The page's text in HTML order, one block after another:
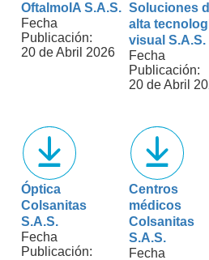
OftalmoIA S.A.S.
Fecha
Publicación:
20 de Abril 2026
Soluciones
alta
visual S.A.S.
Fecha
Publicación:
20 de Abril
Óptica
Colsanitas
S.A.S.
Fecha
Publicación:
Centros
médicos
Colsanitas
S.A.S.
Fecha